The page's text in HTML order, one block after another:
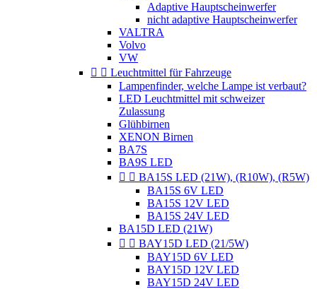
Adaptive Hauptscheinwerfer
nicht adaptive Hauptscheinwerfer
VALTRA
Volvo
VW
  Leuchtmittel für Fahrzeuge
Lampenfinder, welche Lampe ist verbaut?
LED Leuchtmittel mit schweizer
Zulassung
Glühbirnen
XENON Birnen
BA7S
BA9S LED
  BA15S LED (21W), (R10W), (R5W)
BA15S 6V LED
BA15S 12V LED
BA15S 24V LED
BA15D LED (21W)
  BAY15D LED (21/5W)
BAY15D 6V LED
BAY15D 12V LED
BAY15D 24V LED